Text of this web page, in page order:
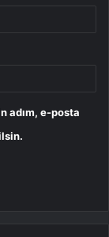
adım, e-posta